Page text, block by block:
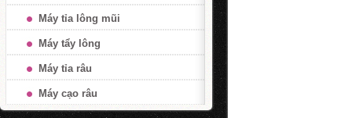
Máy tỉa lông mũi
Máy tẩy lông
Máy tỉa râu
Máy cạo râu